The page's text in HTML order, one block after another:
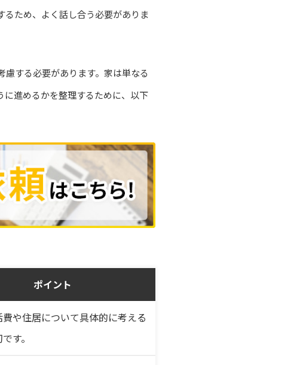
ため、よく話し合う必要がありま
する必要があります。家は単なる
進めるかを整理するために、以下
ポイント
や住居について具体的に考える
す。